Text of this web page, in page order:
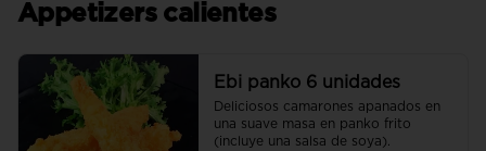
Appetizers calientes
Ebi panko 6 unidades
Deliciosos camarones apanados en
una suave masa en panko frito
(incluye una salsa de soya).